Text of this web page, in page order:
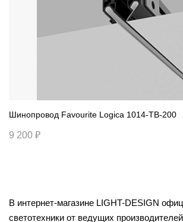
Шинопровод Favourite Logica 1014-TB-200
9 200 ₽
В интернет-магазине LIGHT-DESIGN
светотехники от ведущих